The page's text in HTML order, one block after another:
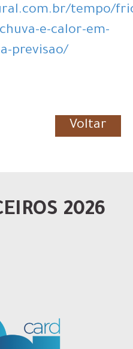
tempo/
e-calor-em-
previsao/
Voltar
2026